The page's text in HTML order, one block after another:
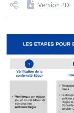
Version PDF